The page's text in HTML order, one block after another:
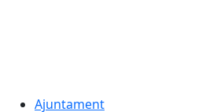
Ajuntament